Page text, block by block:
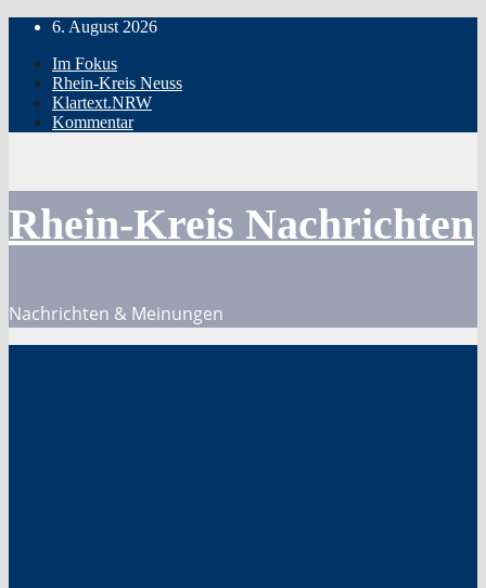
Zum
springen
6. August 2026
Im Fokus
Rhein-Kreis Neuss
Klartext.NRW
Kommentar
Rhein-Kreis Nachrichten
Nachrichten & Meinungen